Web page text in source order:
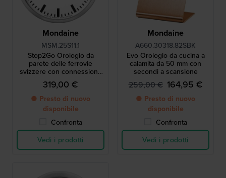
Mondaine
MSM.25S11.1
Stop2Go Orologio da
parete delle ferrovie
svizzere con connessione
WiFi e lancetta dei secondi
a scorrimento
319,00 €
● Presto di nuovo
disponibile
Confronta
Vedi i prodotti
Mondaine
A660.30318.82SBK
Evo Orologio da cucina a
calamita da 50 mm con
secondi a scansione
259,00 € 164,95 €
● Presto di nuovo
disponibile
Confronta
Vedi i prodotti